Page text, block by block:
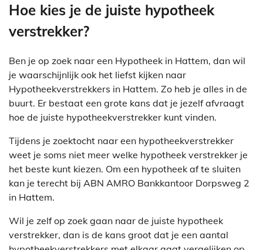
Hoe kies je de juiste hypotheek
verstrekker?
Ben je op zoek naar een Hypotheek in Hattem, dan wil
je waarschijnlijk ook het liefst kijken naar
Hypotheekverstrekkers in Hattem. Zo heb je alles in de
buurt. Er bestaat een grote kans dat je jezelf afvraagt
hoe de juiste hypotheekverstrekker kunt vinden.
Tijdens je zoektocht naar een hypotheekverstrekker
weet je soms niet meer welke hypotheek verstrekker je
het beste kunt kiezen. Om een hypotheek af te sluiten
kan je terecht bij ABN AMRO Bankkantoor Dorpsweg 2
in Hattem.
Wil je zelf op zoek gaan naar de juiste hypotheek
verstrekker, dan is de kans groot dat je een aantal